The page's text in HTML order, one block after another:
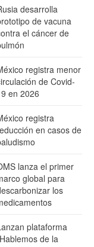
desarrolla
de vacuna
el cáncer de
registra menor
de Covid-
en 2026
registra
en casos de
lanza el primer
global para
los
plataforma
de la